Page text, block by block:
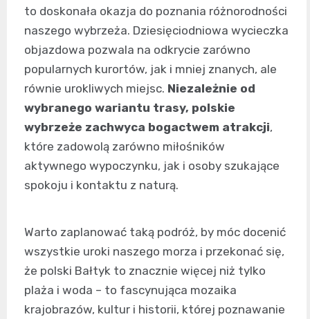
to doskonała okazja do poznania różnorodności
naszego wybrzeża. Dziesięciodniowa wycieczka
objazdowa pozwala na odkrycie zarówno
popularnych kurortów, jak i mniej znanych, ale
równie urokliwych miejsc. Niezależnie od
wybranego wariantu trasy, polskie
wybrzeże zachwyca bogactwem atrakcji,
które zadowolą zarówno miłośników
aktywnego wypoczynku, jak i osoby szukające
spokoju i kontaktu z naturą.
Warto zaplanować taką podróż, by móc docenić
wszystkie uroki naszego morza i przekonać się,
że polski Bałtyk to znacznie więcej niż tylko
plaża i woda – to fascynująca mozaika
krajobrazów, kultur i historii, której poznawanie